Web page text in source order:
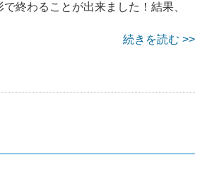
終わることが出来ました！結果、
続きを読む >>